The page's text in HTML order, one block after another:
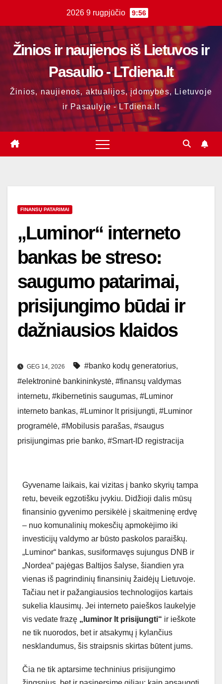
content
2026 9 rugpjūčio 9:56
Žinios ir naujienos iš Lietuvos ir
Pasaulio - LTdiena.lt
Žinios, naujienos, aktualijos, įdomybės, Lietuvoje
ir Pasaulyje - LTdiena.lt
FINANSŲ PATARIMAI
„Luminor“ interneto
bankas be streso:
saugumo patarimai,
prisijungimo būdai ir
dažniausios klaidos
GEG 14, 2026 #banko kodų generatorius,
#elektroninė bankininkystė, #finansų valdymas
internetu, #kibernetinis saugumas, #Luminor
interneto bankas, #Luminor lt prisijungti, #Luminor
programėlė, #Mobilusis parašas, #saugus
prisijungimas prie banko, #Smart-ID registracija
Gyvename laikais, kai vizitas į banko skyrių tampa
retu, beveik egzotišku įvykiu. Didžioji dalis mūsų
finansinio gyvenimo persikėlė į skaitmeninę erdvę
– nuo komunalinių mokesčių apmokėjimo iki
investicijų valdymo ar būsto paskolos paraiškų.
„Luminor“ bankas, susiformavęs sujungus DNB ir
„Nordea“ pajėgas Baltijos šalyse, šiandien yra
vienas iš pagrindinių finansinių žaidėjų Lietuvoje.
Tačiau net ir pažangiausios technologijos kartais
sukelia klausimų. Jei interneto paieškos laukelyje
vis vedate frazę „luminor lt prisijungti“ ir ieškote
ne tik nuorodos, bet ir atsakymų į kylančius
nesklandumus, šis straipsnis skirtas būtent jums.
Čia ne tik aptarsime techninius prisijungimo